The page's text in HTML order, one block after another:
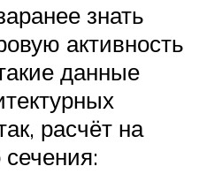
знать
активность
данные
расчёт на
сечения: